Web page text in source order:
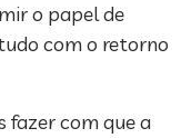
o papel de
com o retorno
fazer com que a